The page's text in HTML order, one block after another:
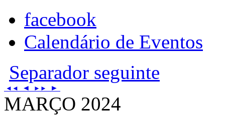
facebook
Calendário de Eventos
Separador seguinte
◄◄ ◄ ►► ►
MARÇO 2024